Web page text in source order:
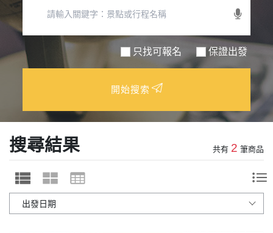
只找可報名 保證出發
開始搜索
搜尋結果 共有 2 筆商品